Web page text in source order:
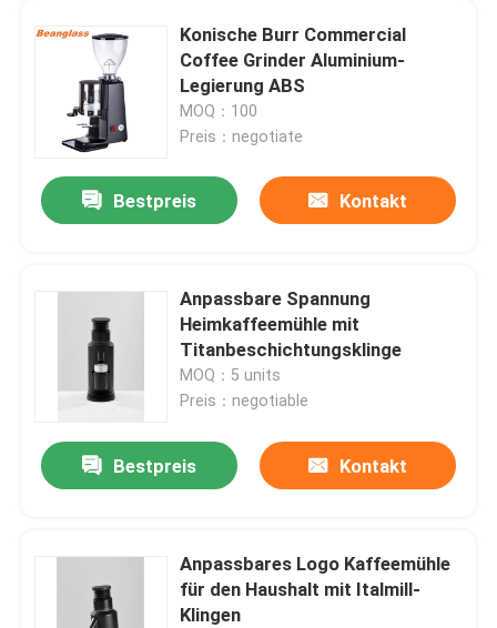
Konische Burr Commercial
Coffee Grinder Aluminium-
Legierung ABS
MOQ：100
Preis：negotiate
Bestpreis Kontakt
Anpassbare Spannung
Heimkaffeemühle mit
Titanbeschichtungsklinge
MOQ：5 units
Preis：negotiable
Bestpreis Kontakt
Anpassbares Logo Kaffeemühle
für den Haushalt mit Italmill-
Klingen